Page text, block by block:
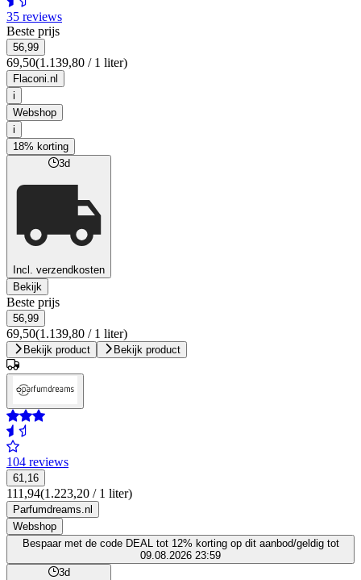
35 reviews
Beste prijs
56,99
69,50(1.139,80 / 1 liter)
Flaconi.nl
i
Webshop
i
18% korting
3d
Incl. verzendkosten
Bekijk
Beste prijs
56,99
69,50(1.139,80 / 1 liter)
Bekijk product Bekijk product
104 reviews
61,16
111,94(1.223,20 / 1 liter)
Parfumdreams.nl
Webshop
Bespaar met de code DEAL tot 12% korting op dit aanbod/geldig tot
09.08.2026 23:59
3d